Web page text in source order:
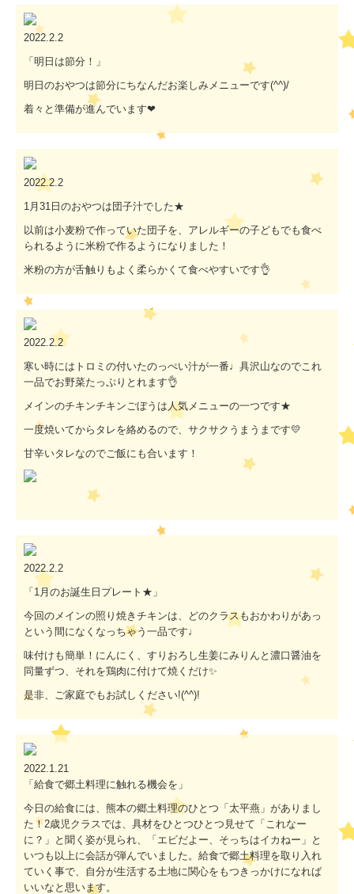
2022.2.2
「明日は節分！」
明日のおやつは節分にちなんだお楽しみメニューです(^^)/
着々と準備が進んでいます❤
2022.2.2
1月31日のおやつは団子汁でした★
以前は小麦粉で作っていた団子を、アレルギーの子どもでも食べ
られるように米粉で作るようになりました！
米粉の方が舌触りもよく柔らかくて食べやすいです👌
2022.2.2
寒い時にはトロミの付いたのっぺい汁が一番♩具沢山なのでこれ
一品でお野菜たっぷりとれます👌
メインのチキンチキンごぼうは人気メニューの一つです★
一度焼いてからタレを絡めるので、サクサクうまうまです💛
甘辛いタレなのでご飯にも合います！
2022.2.2
「1月のお誕生日プレート★」
今回のメインの照り焼きチキンは、どのクラスもおかわりがあっ
という間になくなっちゃう一品です♩
味付けも簡単！にんにく、すりおろし生姜にみりんと濃口醤油を
同量ずつ、それを鶏肉に付けて焼くだけ✨
是非、ご家庭でもお試しください!(^^)!
2022.1.21
「給食で郷土料理に触れる機会を」
今日の給食には、熊本の郷土料理のひとつ「太平燕」がありまし
た！2歳児クラスでは、具材をひとつひとつ見せて「これなー
に？」と聞く姿が見られ、「エビだよー、そっちはイカねー」と
いつも以上に会話が弾んでいました。給食で郷土料理を取り入れ
ていく事で、自分が生活する土地に関心をもつきっかけになれば
いいなと思います。